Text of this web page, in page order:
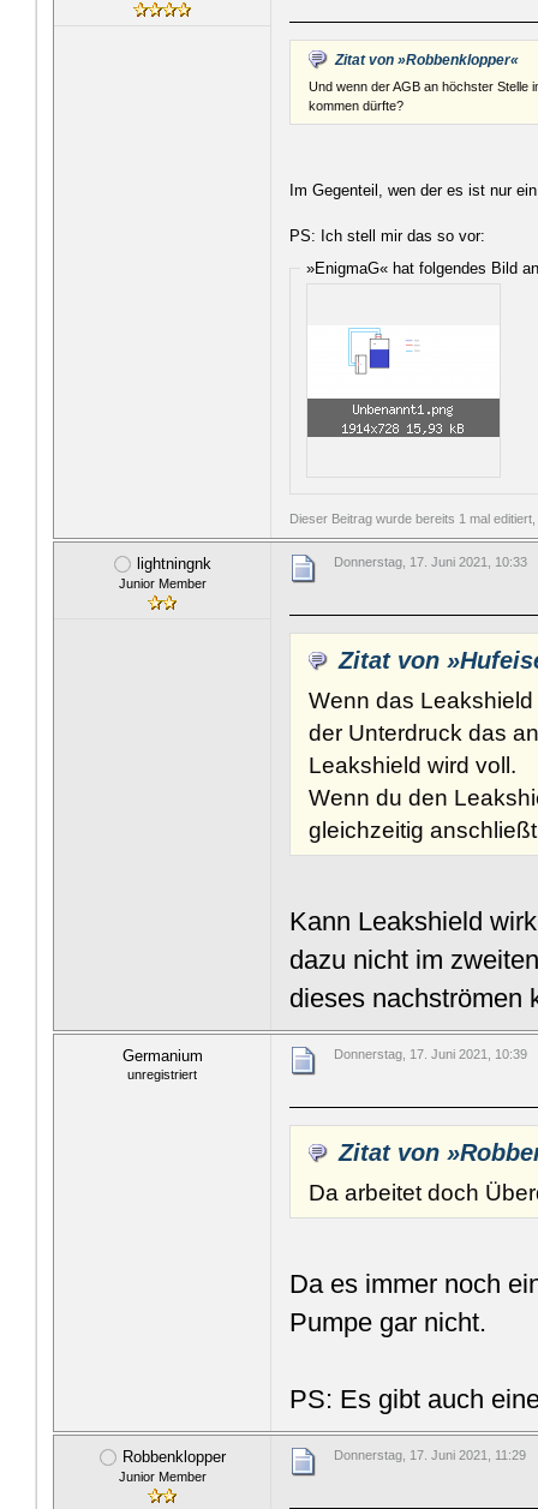
Zitat von »Robbenklopper«
Und wenn der AGB an höchster Stelle
kommen dürfte?
Im Gegenteil, wen der es ist nur
PS: Ich stell mir das so vor:
»EnigmaG« hat folgendes Bild
Dieser Beitrag wurde bereits 1 mal
lightningnk
Junior Member
Donnerstag, 17. Juni 2021, 10:33
Zitat von
Wenn das
der Unterdruck das
Leakshield wird voll.
Wenn du den
gleichzeitig
Kann Leakshield
dazu nicht im
dieses nachströmen
Germanium
unregistriert
Donnerstag, 17. Juni 2021, 10:39
Zitat von
Da arbeitet doch
Da es immer noch
Pumpe gar nicht.
PS: Es gibt auch
Robbenklopper
Junior Member
Donnerstag, 17. Juni 2021, 11:29